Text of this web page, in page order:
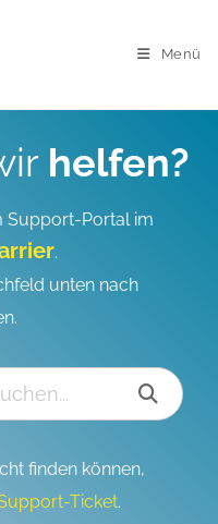
Menü
helfen?
Support-Portal im
.
unten nach
finden können,
Ticket.